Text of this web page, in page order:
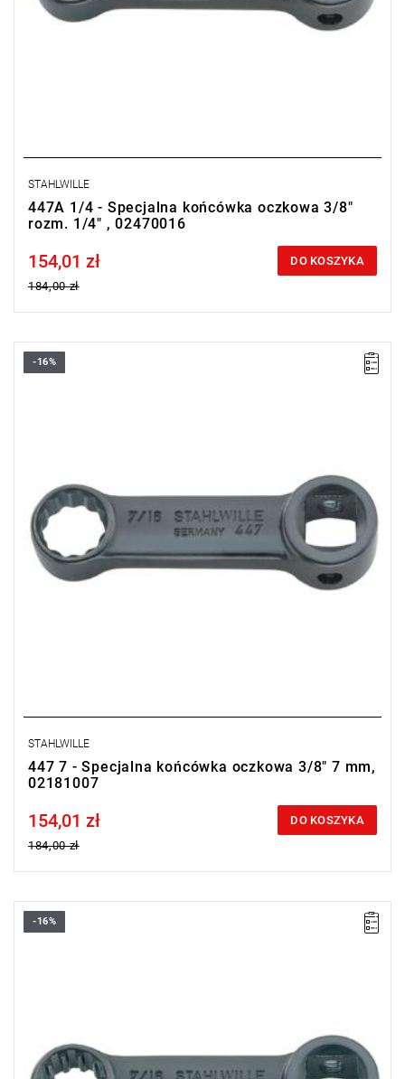
STAHLWILLE
447A 1/4 - Specjalna końcówka oczkowa 3/8"
rozm. 1/4" , 02470016
Price tax included
154,01 zł
184,00 zł
DO KOSZYKA
-16%
STAHLWILLE
447 7 - Specjalna końcówka oczkowa 3/8" 7 mm,
02181007
Price tax included
154,01 zł
184,00 zł
DO KOSZYKA
-16%